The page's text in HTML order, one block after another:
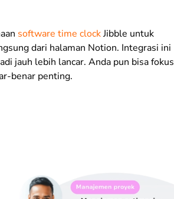
software time clockJibble untuk
dari halaman Notion. Integrasi ini
jauh lebih lancar. Anda pun bisa fokus
benar penting.